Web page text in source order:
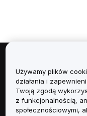
Informacje
Usługi
Używamy plików
działania i
Twoją zgodą
z funkcjonalnością,
społecznościowymi,